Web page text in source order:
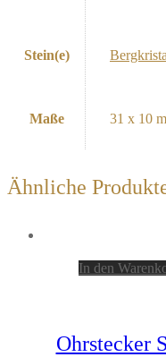
Stein(e)
Maße 31 x 10
Ähnliche
In den
Ohrstecker